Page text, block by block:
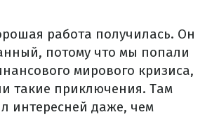
работа получилась. Он
потому что мы попали
мирового кризиса,
такие приключения. Там
интересней даже, чем